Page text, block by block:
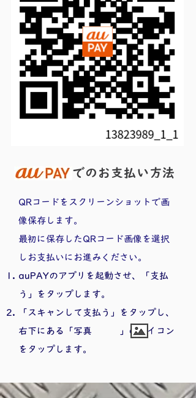
でのお支払い方法
QRコードをスクリーンショットで画
像保存します。
​最初に保存したQRコード画像を選択
しお支払いにお進みください。
​auPAYのアプリを起動させ、「支払
う」をタップします。
​「スキャンして支払う」をタップし、
右下にある「写真 」のアイコン
をタップします。